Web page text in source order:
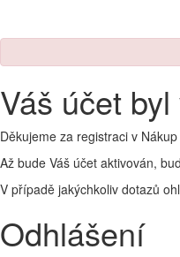
Váš účet
Děkujeme za registraci v
Až bude Váš účet aktivován,
V případě jakýchkoliv dotazů
Odhlášení